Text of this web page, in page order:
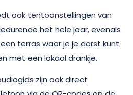
ook tentoonstellingen van
het hele jaar, evenals
terras waar je je dorst kunt
met een lokaal drankje.
zijn ook direct